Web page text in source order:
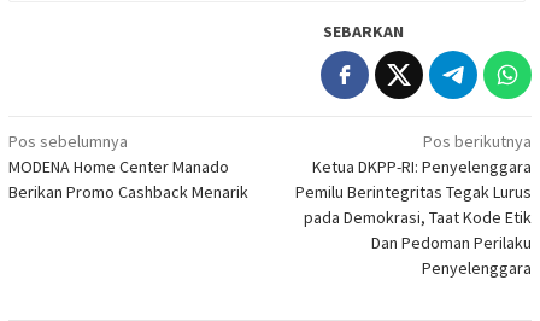
SEBARKAN
Navigasi
pos
Pos sebelumnya
MODENA Home Center Manado
Berikan Promo Cashback Menarik
Pos berikutnya
Ketua DKPP-RI: Penyelenggara
Pemilu Berintegritas Tegak Lurus
pada Demokrasi, Taat Kode Etik
Dan Pedoman Perilaku
Penyelenggara